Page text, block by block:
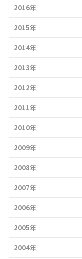
2016年
2015年
2014年
2013年
2012年
2011年
2010年
2009年
2008年
2007年
2006年
2005年
2004年